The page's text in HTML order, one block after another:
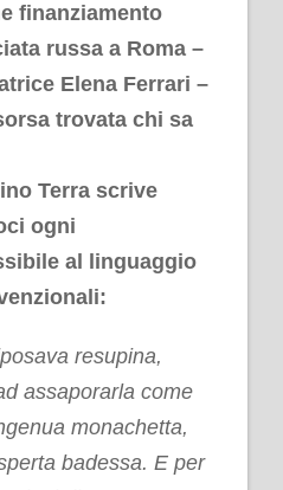
finanziamento
russa a Roma –
Elena Ferrari –
trovata chi sa
Terra scrive
ogni
al linguaggio
resupina,
assaporarla come
monachetta,
badessa. E per